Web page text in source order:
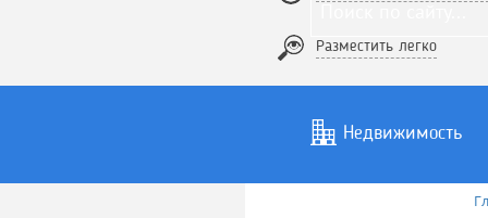
Разместить легко
Недвижимость